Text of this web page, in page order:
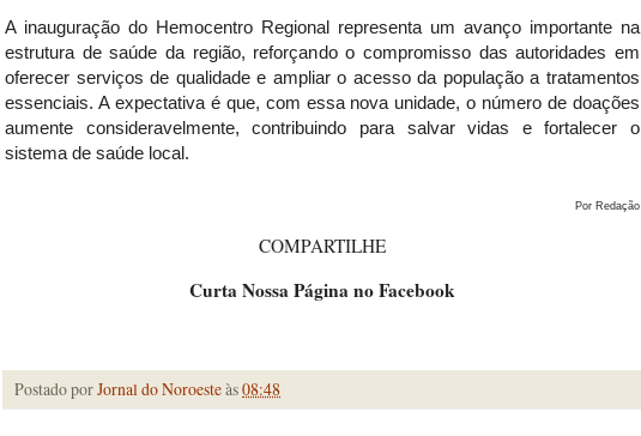
A inauguração do Hemocentro Regional representa um avanço importante na
estrutura de saúde da região, reforçando o compromisso das autoridades em
oferecer serviços de qualidade e ampliar o acesso da população a tratamentos
essenciais. A expectativa é que, com essa nova unidade, o número de doações
aumente consideravelmente, contribuindo para salvar vidas e fortalecer o
sistema de saúde local.
Por Redação
COMPARTILHE
Curta Nossa Página no Facebook
Postado porJornal do Noroesteàs08:48